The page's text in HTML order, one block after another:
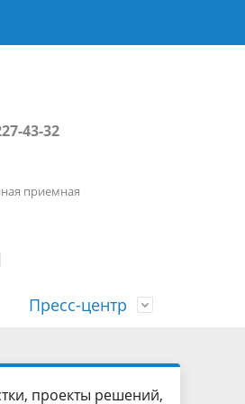
43-32
приемная
сессии
расходах, об
Пресс-центр
проекты решений,